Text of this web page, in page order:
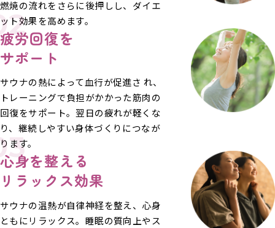
燃焼の流れをさらに後押しし、ダイエ
ット効果を高めます。
疲労回復を
サポート
サウナの熱によって血行が促進さ れ、
トレーニングで負担がかかった筋肉の
回復をサポート。翌日の疲れが軽くな
り、継続しやすい身体づくりにつなが
ります。
心身を整える
リラックス効果
サウナの温熱が自律神経を整え、心身
ともにリラックス。睡眠の質向上やス